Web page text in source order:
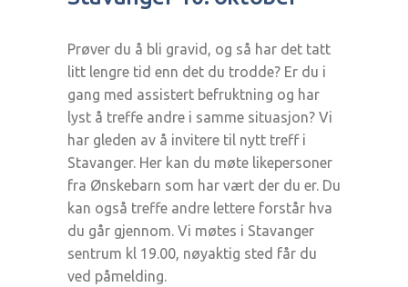
Prøver du å bli gravid, og så har det tatt
litt lengre tid enn det du trodde? Er du i
gang med assistert befruktning og har
lyst å treffe andre i samme situasjon? Vi
har gleden av å invitere til nytt treff i
Stavanger. Her kan du møte likepersoner
fra Ønskebarn som har vært der du er. Du
kan også treffe andre lettere forstår hva
du går gjennom. Vi møtes i Stavanger
sentrum kl 19.00, nøyaktig sted får du
ved påmelding.